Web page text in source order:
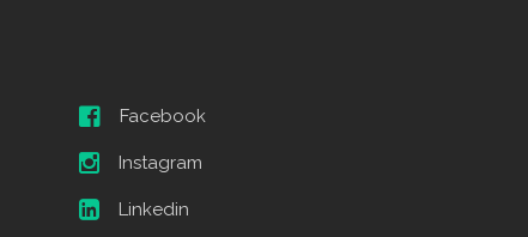
Facebook
Instagram
Linkedin